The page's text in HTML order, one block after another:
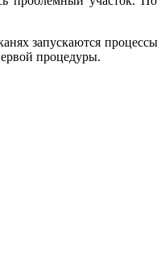
запускаются
процедуры.